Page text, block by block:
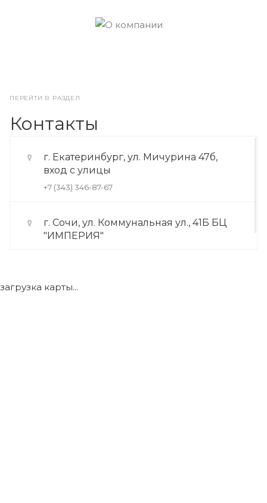
ПЕРЕЙТИ В РАЗДЕЛ
Контакты
г. Екатеринбург, ул. Мичурина 47б,
вход с улицы
+7 (343) 346-87-67
г. Сочи, ул. Коммунальная ул., 41Б БЦ
"ИМПЕРИЯ"
загрузка карты...